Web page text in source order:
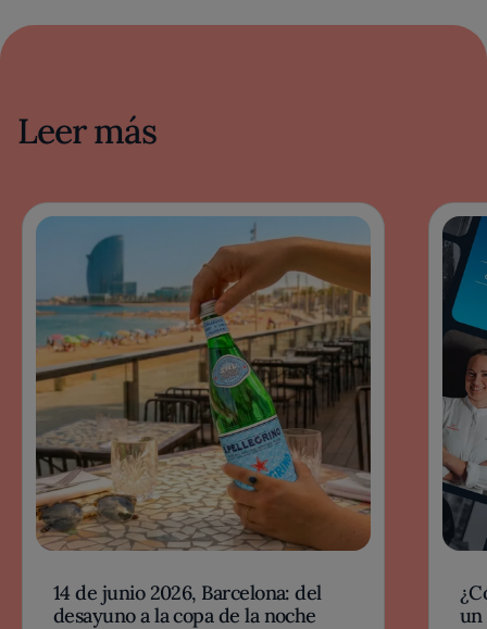
Leer más
14 de junio 2026, Barcelona: del
desayuno a la copa de la noche
un